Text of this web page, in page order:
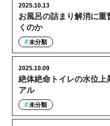
お風呂の詰まり解消に
くのか
2025.10.13
未分類
絶体絶命トイレの水位上
アル
2025.10.09
未分類